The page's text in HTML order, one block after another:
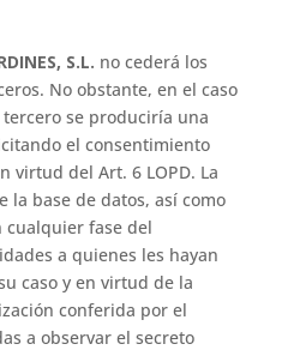
S.L. no cederá los
No obstante, en el caso
se produciría una
el consentimiento
virtud del Art. 6 LOPD. La
la base de datos, así como
cualquier fase del
a quienes les hayan
caso y en virtud de la
conferida por el
a observar el secreto